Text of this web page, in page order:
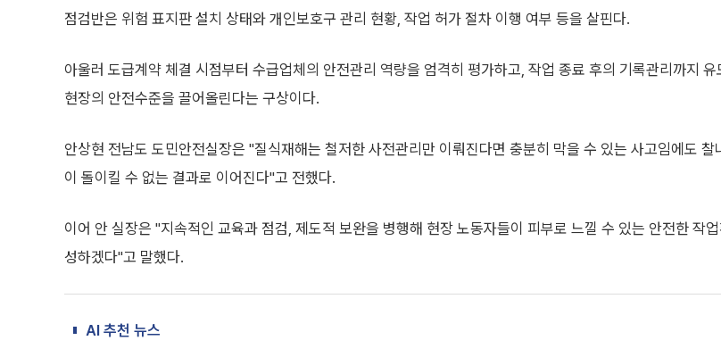
점검반은 위험 표지판 설치 상태와 개인보호구 관리 현황, 작업 허가 절차 이행 여부 등을 살핀다.
아울러 도급계약 체결 시점부터 수급업체의 안전관리 역량을 엄격히 평가하고, 작업 종료 후의 기록관리까지 유
현장의 안전수준을 끌어올린다는 구상이다.
안상현 전남도 도민안전실장은 "질식재해는 철저한 사전관리만 이뤄진다면 충분히 막을 수 있는 사고임에도 찰
이 돌이킬 수 없는 결과로 이어진다"고 전했다.
이어 안 실장은 "지속적인 교육과 점검, 제도적 보완을 병행해 현장 노동자들이 피부로 느낄 수 있는 안전한 작
성하겠다"고 말했다.
AI 추천 뉴스